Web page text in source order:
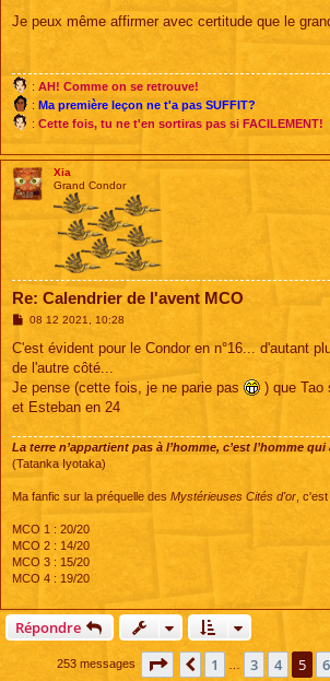
s
Je peux même affirmer avec certitude que le
: AH! Comme on se retrouve!
: Ma première leçon ne t'a pas SUFFIT?
: Cette fois, tu ne t'en sortiras pas si FACILEMENT!
Xia
Grand Condor
Re: Calendrier de l'avent MCO
M
s
a
g
08 12 2021, 10:28
C'est évident pour le Condor en n°16... d'autant
de l'autre côté...
Je pense (cette fois, je ne parie pas
) que Tao
et Esteban en 24
La terre n’appartient pas à l’homme, c’est l’homme
(Tatanka Iyotaka)
Ma fanfic sur la préquelle des Mystérieuses Cités d'or,
MCO 1 : 20/20
MCO 2 : 14/20
MCO 3 : 15/20
MCO 4 : 19/20
Répondre
253 messages Page sur 26
Précédente
1 … 3 4 5 6